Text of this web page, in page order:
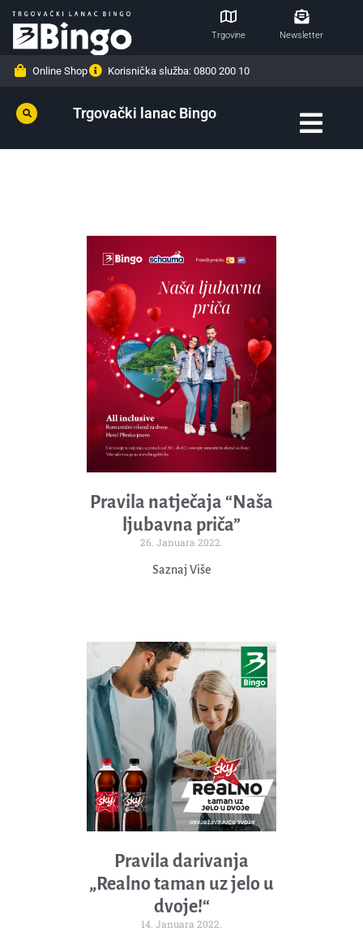
Trgovine Newsletter
Online Shop Korisnička služba: 0800 200 10
Trgovački lanac Bingo
Pravila natječaja “Naša
ljubavna priča”
26. Januara 2022.
Saznaj Više
Pravila darivanja
„Realno taman uz jelo u
dvoje!“
14. Januara 2022.